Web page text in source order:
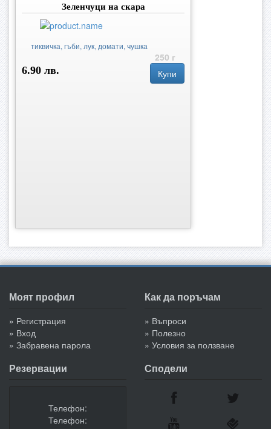
Зеленчуци на скара
тиквичка, гъби, лук, домати, чушка
250 г
6.90 лв.
Купи
Моят профил
» Регистрация
» Вход
» Забравена парола
Как да поръчам
» Въпроси
» Полезно
» Условия за ползване
Резервации
Телефон:
Телефон:
Сподели